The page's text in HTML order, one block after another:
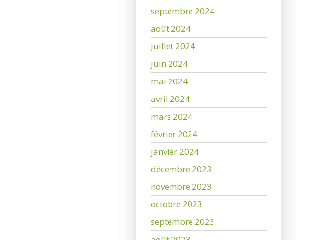
septembre 2024
août 2024
juillet 2024
juin 2024
mai 2024
avril 2024
mars 2024
février 2024
janvier 2024
décembre 2023
novembre 2023
octobre 2023
septembre 2023